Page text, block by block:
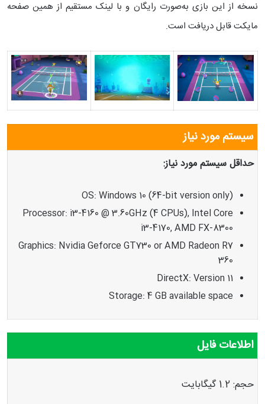
نسخه از این بازی به‌صورت رایگان و با لینک مستقیم از همین صفحه
مایکت قابل دریافت است.
سیستم مورد نیاز
حداقل سیستم مورد نیاز:
OS: Windows 10 (64-bit version only)
Processor: i3-4160 @ 3.60GHz (4 CPUs), Intel Core
i3-4170, AMD FX-8300
Graphics: Nvidia Geforce GT730 or AMD Radeon R7
360
DirectX: Version 11
Storage: 4 GB available space
اطلاعات فایل
حجم: 1.2 گیگابایت